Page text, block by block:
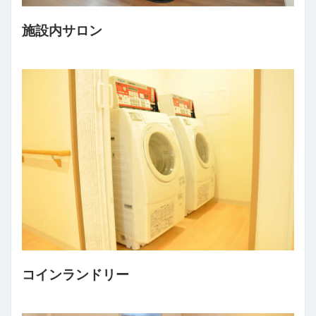
施設内サロン
コインランドリー